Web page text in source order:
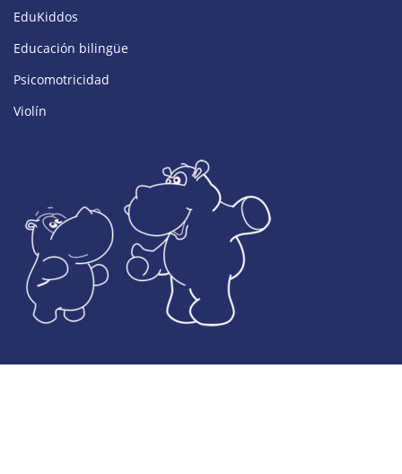
EduKiddos
Educación bilingüe
Psicomotricidad
Violín